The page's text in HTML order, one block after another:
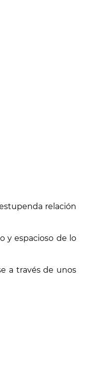
relación
y espacioso de lo
a través de unos